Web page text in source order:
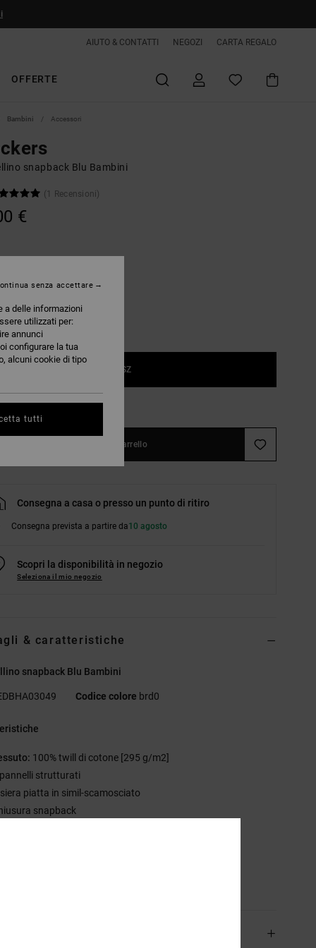
AIUTO & CONTATTI NEGOZI CARTA REGALO
OFFERTE
Bambini Accessori
snapback Blu Bambini
(1 Recensioni)
€
1SZ
la guida alle taglie
Aggiungi al carrello
Consegna a casa o presso un punto di ritiro
Consegna prevista a partire da10 agosto
Scopri la disponibilità in negozio
Seleziona il mio negozio
& caratteristiche
snapback Blu Bambini
Codice colore brd0
100% twill di cotone [295 g/m2]
strutturati
piatta in simil-scamosciato
snapback
a delle informazioni
utilizzati per:
annunci
configurare la tua
alcuni cookie di tipo
senza accettare
tutti